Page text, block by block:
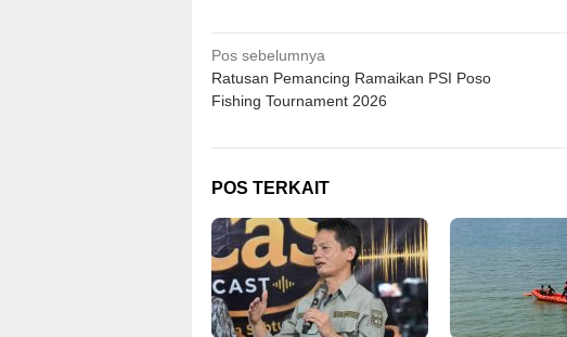
Navigasi
pos
Pos sebelumnya
Ratusan Pemancing Ramaikan PSI Poso
Fishing Tournament 2026
POS TERKAIT